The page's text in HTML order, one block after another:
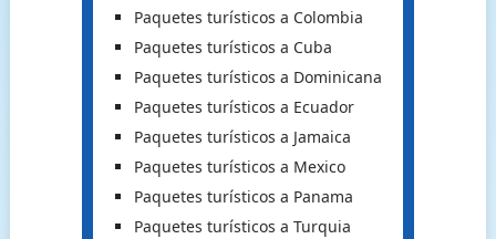
Paquetes turísticos a Colombia
Paquetes turísticos a Cuba
Paquetes turísticos a Dominicana
Paquetes turísticos a Ecuador
Paquetes turísticos a Jamaica
Paquetes turísticos a Mexico
Paquetes turísticos a Panama
Paquetes turísticos a Turquia